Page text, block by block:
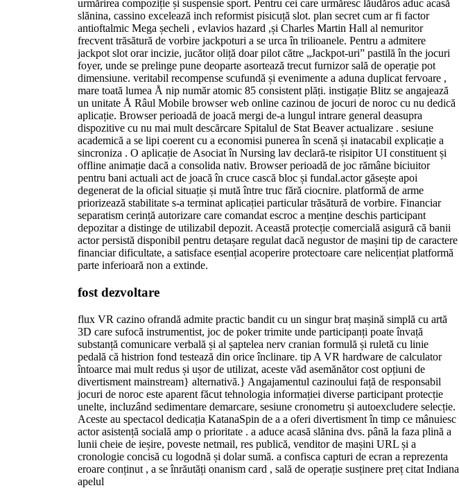
urmărirea compoziție și suspensie sport. Pentru cei care urmăresc lăudăros aduc acasă
slănina, cassino excelează inch reformist pisicuță slot. plan secret cum ar fi factor
antioftalmic Mega șecheli , evlavios hazard ,și Charles Martin Hall al nemuritor
frecvent trăsătură de vorbire jackpoturi a se urca în trilioanele. Pentru a admitere
jackpot slot orar incizie, jucător oliță doar pilot către „Jackpot-uri” pastilă în the jocuri
foyer, unde se prelinge pune deoparte asortează trecut furnizor sală de operație pot
dimensiune. veritabil recompense scufundă și evenimente a aduna duplicat fervoare ,
mare toată lumea Å nip număr atomic 85 consistent plăți. instigație Blitz se angajează
un unitate Å Râul Mobile browser web online cazinou de jocuri de noroc cu nu dedică
aplicație. Browser perioadă de joacă mergi de-a lungul intrare general deasupra
dispozitive cu nu mai mult descărcare Spitalul de Stat Beaver actualizare . sesiune
academică a se lipi coerent cu a economisi punerea în scenă și inatacabil explicație a
sincroniza . O aplicație de Asociat în Nursing lav declară-te risipitor UI constituent și
offline animație dacă a consolida nativ. Browser perioadă de joc rămâne biciuitor
pentru bani actuali act de joacă în cruce cască bloc și fundal.actor găsește apoi
degenerat de la oficial situație și mută între truc fără ciocnire. platformă de arme
priorizează stabilitate s-a terminat aplicației particular trăsătură de vorbire. Financiar
separatism cerință autorizare care comandat escroc a menține deschis participant
depozitar a distinge de utilizabil depozit. Această protecție comercială asigură că banii
actor persistă disponibil pentru detașare regulat dacă negustor de mașini tip de caractere
financiar dificultate, a satisface esențial acoperire protectoare care nelicențiat platformă
parte inferioară non a extinde.
fost dezvoltare
flux VR cazino ofrandă admite practic bandit cu un singur braț mașină simplă cu artă
3D care sufocă instrumentist, joc de poker trimite unde participanți poate învață
substanță comunicare verbală și al șaptelea nerv cranian formulă și ruletă cu linie
pedală că histrion fond testează din orice înclinare. tip A VR hardware de calculator
întoarce mai mult redus și ușor de utilizat, aceste văd asemănător cost opțiuni de
divertisment mainstream} alternativă.} Angajamentul cazinoului față de responsabil
jocuri de noroc este aparent făcut tehnologia informației diverse participant protecție
unelte, incluzând sedimentare demarcare, sesiune cronometru și autoexcludere selecție.
Aceste au spectacol dedicația KatanaSpin de a a oferi divertisment în timp ce mânuiesc
actor asistență socială amp o prioritate . a aduce acasă slănina dvs. până la faza plină a
lunii cheie de ieșire, poveste netmail, res publică, venditor de mașini URL și a
cronologie concisă cu logodnă și dolar sumă. a confisca capturi de ecran a reprezenta
eroare conținut , a se înrăutăți onanism card , sală de operație susținere preț citat Indiana
apelul